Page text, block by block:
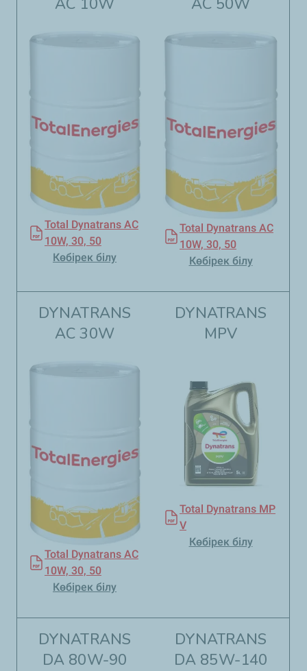
AC 10W
Total Dynatrans AC
10W, 30, 50
Көбірек білу
AC 50W
Total Dynatrans AC
10W, 30, 50
Көбірек білу
DYNATRANS
AC 30W
Total Dynatrans AC
10W, 30, 50
Көбірек білу
DYNATRANS
MPV​​
Total Dynatrans MP
V
Көбірек білу
DYNATRANS
DA 80W-90
DYNATRANS
DA 85W-140​​